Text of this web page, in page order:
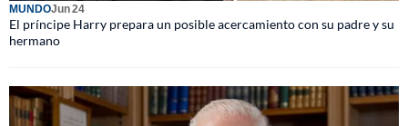
MUNDOJun 24
El príncipe Harry prepara un posible acercamiento con su padre y su
hermano